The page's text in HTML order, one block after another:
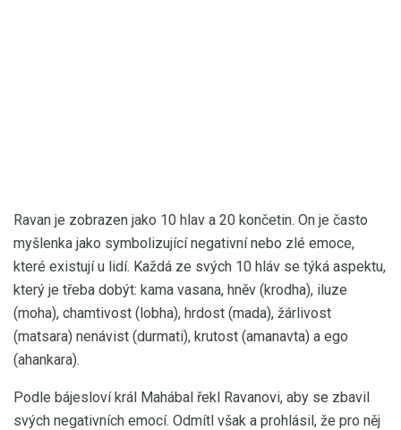
Ravan je zobrazen jako 10 hlav a 20 končetin. On je často
myšlenka jako symbolizující negativní nebo zlé emoce,
které existují u lidí. Každá ze svých 10 hláv se týká aspektu,
který je třeba dobýt: kama vasana, hněv (krodha), iluze
(moha), chamtivost (lobha), hrdost (mada), žárlivost
(matsara) nenávist (durmati), krutost (amanavta) a ego
(ahankara).
Podle bájesloví král Mahábal řekl Ravanovi, aby se zbavil
svých negativních emocí. Odmítl však a prohlásil, že pro něj